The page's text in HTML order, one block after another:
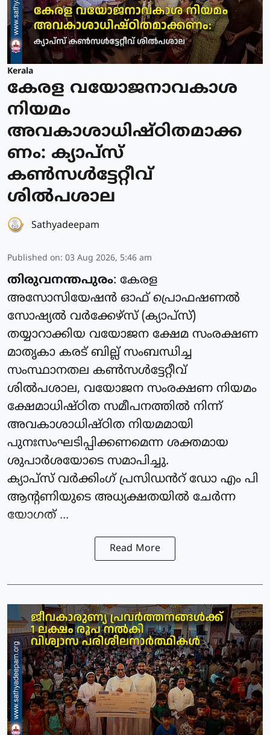
Kerala
കേരള വയോജനാവകാശ
നിയമം
അവകാശാധിഷ്ഠിതമാക്ക
ണം: ക്യാപ്സ്
കൺസൾട്ടേറ്റീവ്
ശിൽപശാല
Sathyadeepam
Published on: 03 Aug 2026, 5:46 am
തിരുവനന്തപുരം: കേരള
അസോസിയേഷൻ ഓഫ് പ്രൊഫഷണൽ
സോഷ്യൽ വർക്കേഴ്സ് (ക്യാപ്‌സ്)
തയ്യാറാക്കിയ വയോജന ക്ഷേമ സംരക്ഷണ
മാതൃകാ കരട് ബില്ല് സംബന്ധിച്ച
സംസ്ഥാനതല കൺസൾട്ടേറ്റീവ്
ശിൽപശാല, വയോജന സംരക്ഷണ നിയമം
ക്ഷേമാധിഷ്ഠിത സമീപനത്തിൽ നിന്ന്
അവകാശാധിഷ്ഠിത നിയമമായി
പുനഃസംഘടിപ്പിക്കണമെന്ന ശക്തമായ
ശുപാർശയോടെ സമാപിച്ചു.
ക്യാപ്‌സ് വർക്കിംഗ്‌ പ്രസിഡൻറ് ഡോ എം പി
ആന്റണിയുടെ അധ്യക്ഷതയിൽ ചേർന്ന
യോഗത് ...
Read More